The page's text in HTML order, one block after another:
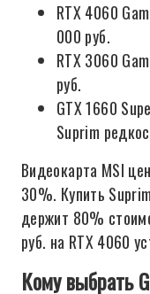
RTX 4060
000 руб.
RTX 3060
руб.
GTX 1660
Suprim
Видеокарта MSI
30%. Купить
держит 80%
руб. на RTX 4060
Кому выбрать